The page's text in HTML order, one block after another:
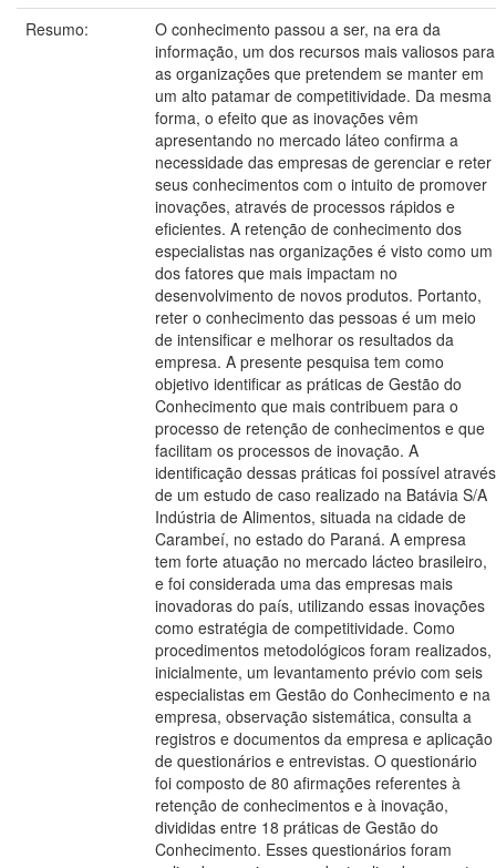
Resumo:
O conhecimento passou a ser, na era da
informação, um dos recursos mais valiosos para
as organizações que pretendem se manter em
um alto patamar de competitividade. Da mesma
forma, o efeito que as inovações vêm
apresentando no mercado láteo confirma a
necessidade das empresas de gerenciar e reter
seus conhecimentos com o intuito de promover
inovações, através de processos rápidos e
eficientes. A retenção de conhecimento dos
especialistas nas organizações é visto como um
dos fatores que mais impactam no
desenvolvimento de novos produtos. Portanto,
reter o conhecimento das pessoas é um meio
de intensificar e melhorar os resultados da
empresa. A presente pesquisa tem como
objetivo identificar as práticas de Gestão do
Conhecimento que mais contribuem para o
processo de retenção de conhecimentos e que
facilitam os processos de inovação. A
identificação dessas práticas foi possível através
de um estudo de caso realizado na Batávia S/A
Indústria de Alimentos, situada na cidade de
Carambeí, no estado do Paraná. A empresa
tem forte atuação no mercado lácteo brasileiro,
e foi considerada uma das empresas mais
inovadoras do país, utilizando essas inovações
como estratégia de competitividade. Como
procedimentos metodológicos foram realizados,
inicialmente, um levantamento prévio com seis
especialistas em Gestão do Conhecimento e na
empresa, observação sistemática, consulta a
registros e documentos da empresa e aplicação
de questionários e entrevistas. O questionário
foi composto de 80 afirmações referentes à
retenção de conhecimentos e à inovação,
divididas entre 18 práticas de Gestão do
Conhecimento. Esses questionários foram